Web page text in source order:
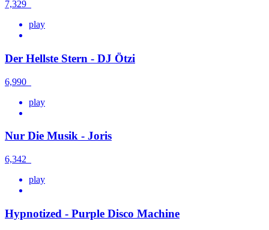
7,329
play
Der Hellste Stern - DJ Ötzi
6,990
play
Nur Die Musik - Joris
6,342
play
Hypnotized - Purple Disco Machine